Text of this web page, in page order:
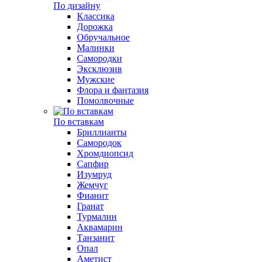
По дизайну
Классика
Дорожка
Обручальное
Малинки
Самородки
Эксклюзив
Мужские
Флора и фантазия
Помолвочные
По вставкам
Бриллианты
Самородок
Хромдиопсид
Сапфир
Изумруд
Жемчуг
Фианит
Гранат
Турмалин
Аквамарин
Танзанит
Опал
Аметист